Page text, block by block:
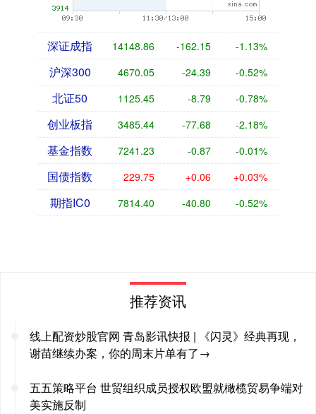
深证成指 14148.86 -162.15 -1.13%
沪深300 4670.05 -24.39 -0.52%
北证50 1125.45 -8.79 -0.78%
创业板指 3485.44 -77.68 -2.18%
基金指数 7241.23 -0.87 -0.01%
国债指数 229.75 +0.06 +0.03%
期指IC0 7814.40 -40.80 -0.52%
推荐资讯
线上配资炒股官网 青岛影讯快报 | 《闪灵》经典再现，
谢苗继续办案，你的周末片单有了→
五五策略平台 世贸组织成员授权欧盟就橄榄贸易争端对
美实施反制